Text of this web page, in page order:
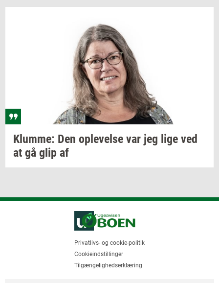
Klum­me: Den op­le­vel­se var jeg lige ved
at gå glip af
Privatlivs- og cookie-politik
Cookieindstillinger
Tilgængelighedserklæring